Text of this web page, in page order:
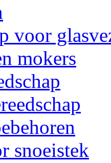
voor
mokers
snoeistek